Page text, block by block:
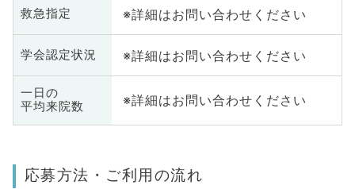
救急指定 ※詳細はお問い合わせください
学会認定状況 ※詳細はお問い合わせください
一日の
平均来院数
※詳細はお問い合わせください
応募方法・ご利用の流れ